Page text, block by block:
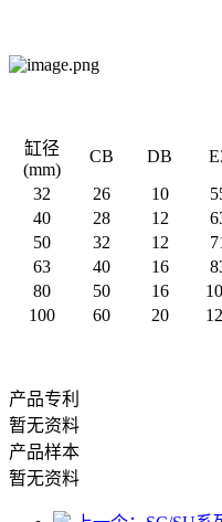
缸径
(mm)
CB DB
32
26 10
40
28 12
50
32 12
63
40 16
80
50 16
100
60 20
产品专利
暂无资料
产品样本
暂无资料